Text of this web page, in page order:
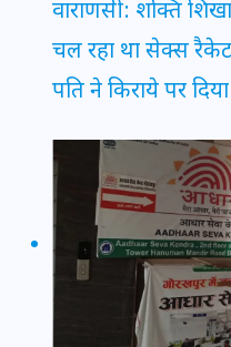
वाराणसी: शक्ति
चल रहा था सेक्स
पति ने किराये पर